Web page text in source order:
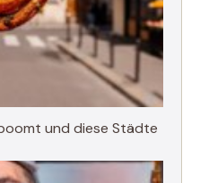
und diese Städte